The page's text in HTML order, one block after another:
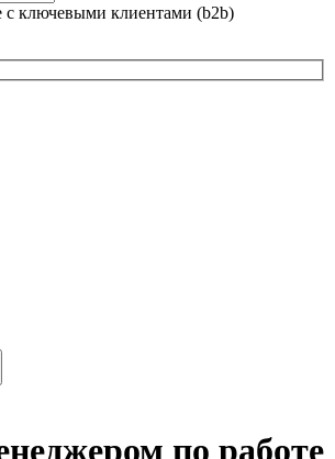
с ключевыми клиентами (b2b)
по работе